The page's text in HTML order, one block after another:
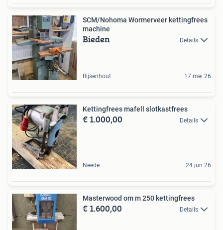
SCM/Nohoma Wormerveer kettingfrees
machine
Bieden Details
Rijsenhout 17 mei 26
Kettingfrees mafell slotkastfrees
€ 1.000,00 Details
Neede 24 jun 26
Masterwood om m 250 kettingfrees
€ 1.600,00 Details